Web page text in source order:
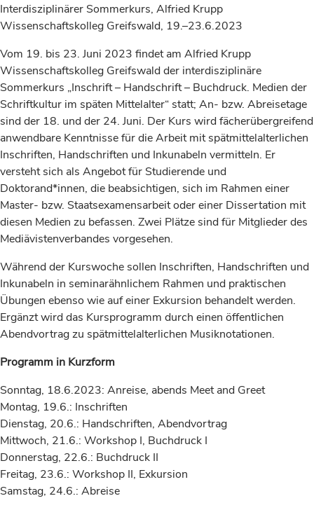
Interdisziplinärer Sommerkurs, Alfried Krupp
Wissenschaftskolleg Greifswald, 19.–23.6.2023
Vom 19. bis 23. Juni 2023 findet am Alfried Krupp
Wissenschaftskolleg Greifswald der interdisziplinäre
Sommerkurs „Inschrift – Handschrift – Buchdruck. Medien der
Schriftkultur im späten Mittelalter“ statt; An- bzw. Abreisetage
sind der 18. und der 24. Juni. Der Kurs wird fächerübergreifend
anwendbare Kenntnisse für die Arbeit mit spätmittelalterlichen
Inschriften, Handschriften und Inkunabeln vermitteln. Er
versteht sich als Angebot für Studierende und
Doktorand*innen, die beabsichtigen, sich im Rahmen einer
Master- bzw. Staatsexamensarbeit oder einer Dissertation mit
diesen Medien zu befassen. Zwei Plätze sind für Mitglieder des
Mediävistenverbandes vorgesehen.
Während der Kurswoche sollen Inschriften, Handschriften und
Inkunabeln in seminarähnlichem Rahmen und praktischen
Übungen ebenso wie auf einer Exkursion behandelt werden.
Ergänzt wird das Kursprogramm durch einen öffentlichen
Abendvortrag zu spätmittelalterlichen Musiknotationen.
Programm in Kurzform
Sonntag, 18.6.2023: Anreise, abends Meet and Greet
Montag, 19.6.: Inschriften
Dienstag, 20.6.: Handschriften, Abendvortrag
Mittwoch, 21.6.: Workshop I, Buchdruck I
Donnerstag, 22.6.: Buchdruck II
Freitag, 23.6.: Workshop II, Exkursion
Samstag, 24.6.: Abreise